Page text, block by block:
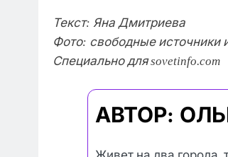
Текст: Яна Дмитриева
Фото: свободные источники
Специально для sovetinfo.com
АВТОР: